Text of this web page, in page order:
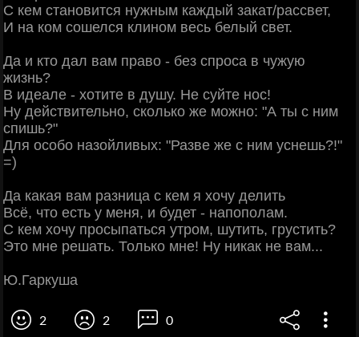
С кем становится нужным каждый закат/рассвет,
И на ком сошелся клином весь белый свет.
Да и кто дал вам право - без спроса в чужую
жизнь?
В идеале - хотите в душу. Не суйте нос!
Ну действительно, сколько же можно: "А ты с ним
спишь?"
Для особо назойливых: "Разве же с ним уснешь?!"
=)
Да какая вам разница с кем я хочу делить
Всё, что есть у меня, и будет - напополам.
С кем хочу просыпаться утром, шутить, грустить?
Это мне решать. Только мне! Ну никак не вам...
Ю.Гаркуша
2 2 0